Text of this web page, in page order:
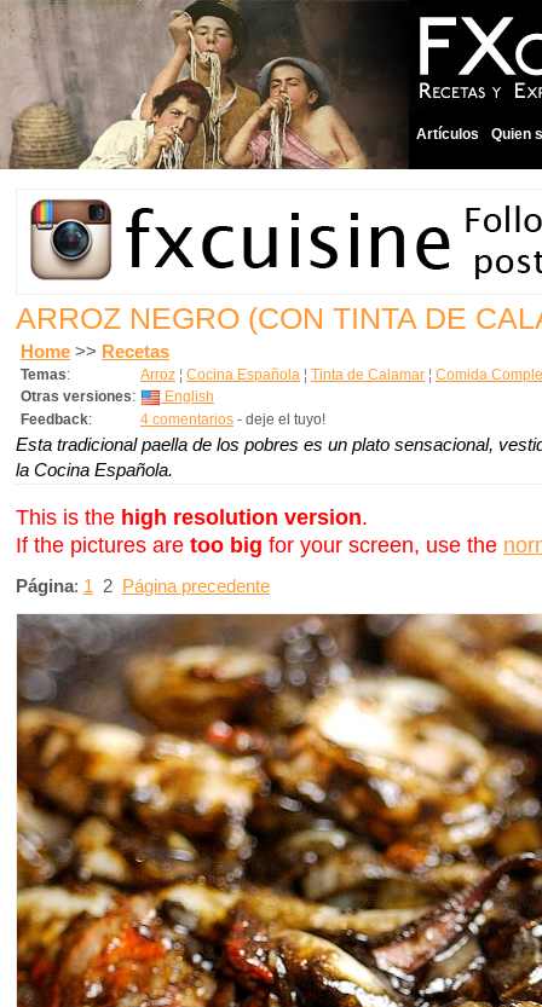
Artículos Quien
ARROZ NEGRO (CON TINTA DE
Home >> Recetas
Temas: Arroz ¦ Cocina Española ¦ Tinta de Calamar ¦ Comida
Otras versiones:
English
Feedback: 4 comentarios - deje el tuyo!
Esta tradicional paella de los pobres es un plato sensacional,
la Cocina Española.
This is the high resolution version.
If the pictures are too big for your screen, use the
Página: 1 2 Página precedente